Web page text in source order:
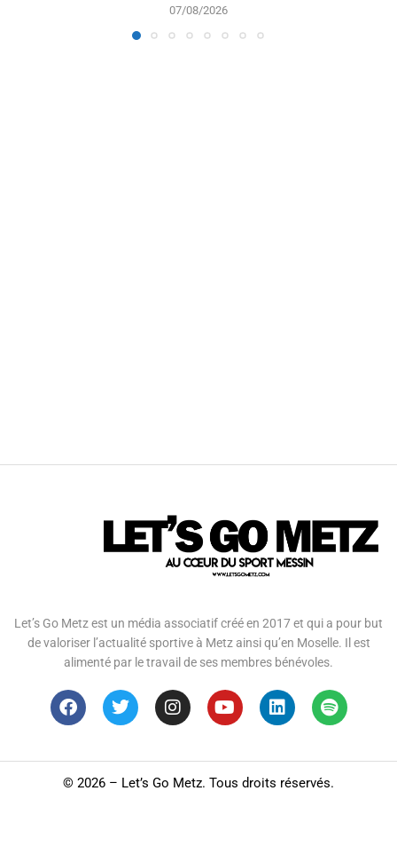
07/08/2026
Let’s Go Metz est un média associatif créé en 2017 et qui a pour but
de valoriser l’actualité sportive à Metz ainsi qu’en Moselle. Il est
alimenté par le travail de ses membres bénévoles.
© 2026 – Let’s Go Metz. Tous droits réservés.